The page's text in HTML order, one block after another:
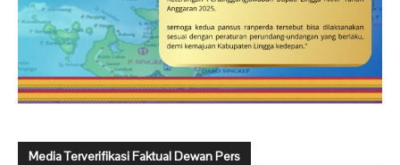
Media Terverifikasi Faktual Dewan Pers